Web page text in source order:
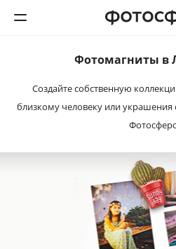
Фотокниги
Интерьерная печать
Фотомагниты в
Создайте собственную
близкому человеку или украшения